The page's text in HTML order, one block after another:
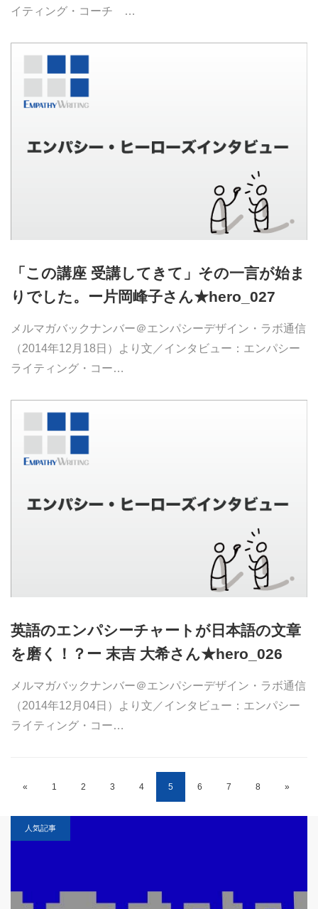
イティング・コーチ …
「この講座 受講してきて」その一言が始ま
りでした。ー片岡峰子さん★hero_027
メルマガバックナンバー＠エンパシーデザイン・ラボ通信
（2014年12月18日）より文／インタビュー：エンパシー
ライティング・コー…
英語のエンパシーチャートが日本語の文章
を磨く！？ー 末吉 大希さん★hero_026
メルマガバックナンバー＠エンパシーデザイン・ラボ通信
（2014年12月04日）より文／インタビュー：エンパシー
ライティング・コー…
« 1 2 3 4 5 6 7 8 »
人気記事